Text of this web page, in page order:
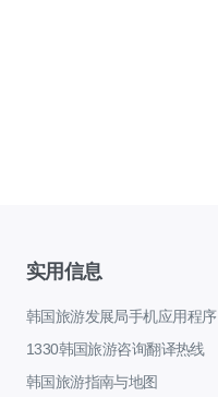
实用信息
韩国旅游发展局手机应用程序
1330韩国旅游咨询翻译热线
韩国旅游指南与地图